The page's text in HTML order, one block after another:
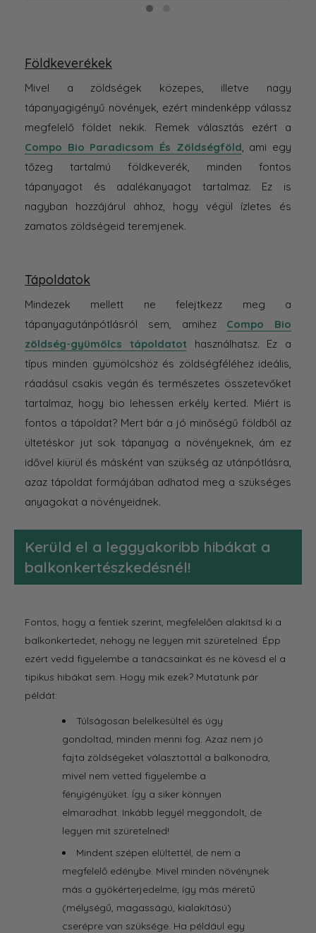
Földkeverékek
Mivel a zöldségek közepes, illetve nagy
tápanyagigényű növények, ezért mindenképp válassz
megfelelő földet nekik. Remek választás ezért a
Compo Bio Paradicsom És Zöldségföld, ami egy
tőzeg tartalmú földkeverék, minden fontos
tápanyagot és adalékanyagot tartalmaz. Ez is
nagyban hozzájárul ahhoz, hogy végül ízletes és
zamatos zöldségeid teremjenek.
Tápoldatok
Mindezek mellett ne felejtkezz meg a
tápanyagutánpótlásról sem, amihez Compo Bio
zöldség-gyümölcs tápoldatot
használhatsz. Ez a
típus minden gyümölcshöz és zöldségféléhez ideális,
ráadásul csakis vegán és természetes összetevőket
tartalmaz, hogy bio lehessen erkély kerted. Miért is
fontos a tápoldat? Mert bár a jó minőségű földből az
ültetéskor jut sok tápanyag a növényeknek, ám ez
idővel kiürül és másként van szükség az utánpótlásra,
azaz tápoldat formájában adhatod meg a szükséges
anyagokat a növényeidnek.
Kerüld el a leggyakoribb hibákat a
balkonkertészkedésnél!
Fontos, hogy a fentiek szerint, megfelelően alakítsd ki a
balkonkertedet, nehogy ne legyen mit szüretelned. Épp
ezért vedd figyelembe a tanácsainkat és ne kövesd el a
tipikus hibákat sem. Hogy mik ezek? Mutatunk pár
példát:
Túlságosan belelkesültél és úgy
gondoltad, minden menni fog. Azaz nem jó
fajta zöldségeket választottál a balkonodra,
mivel nem vetted figyelembe a
fényigényüket. Így a siker könnyen
elmaradhat. Inkább legyél meggondolt, de
legyen mit szüretelned!
Mindent szépen elültettél, de nem a
megfelelő edénybe. Mivel minden növénynek
más a gyökérterjedelme, így más méretű
(mélységű, magasságú, kialakítású)
cserépre van szüksége. Ha például egy